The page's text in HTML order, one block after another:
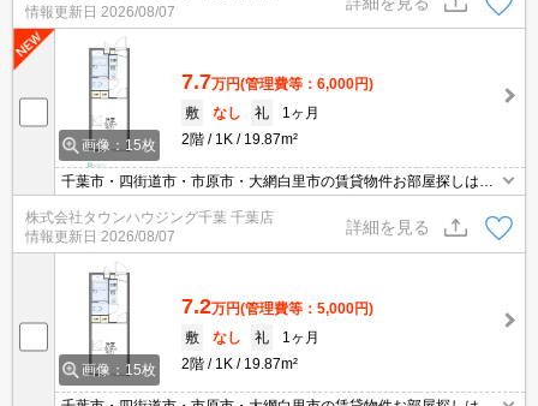
情報更新日 2026/08/07
画像：15枚
7.7万円(管理費等：6,000円)
敷
なし 礼
1ヶ月
2階
1K 19.87m²
千葉市・四街道市・市原市・大網白里市の賃貸物件お部屋探しはタ
ウンハウジング稲毛店にお任せ下さい！
株式会社タウンハウジング千葉 千葉店
情報更新日 2026/08/07
詳細を見る
画像：15枚
7.2万円(管理費等：5,000円)
敷
なし 礼
1ヶ月
2階
1K 19.87m²